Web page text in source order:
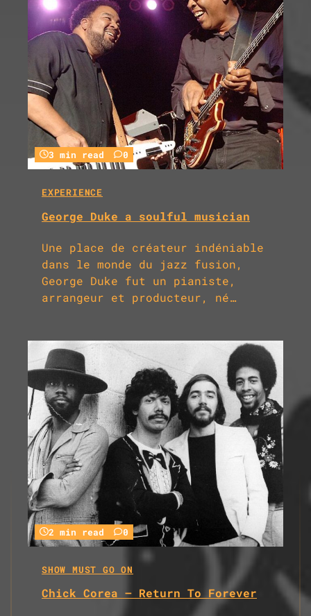
3 min read 0
EXPERIENCE
George Duke a soulful musician
Une place de créateur indéniable
dans le monde du jazz fusion,
George Duke fut un pianiste,
arrangeur et producteur, né…
2 min read 0
SHOW MUST GO ON
Chick Corea – Return To Forever